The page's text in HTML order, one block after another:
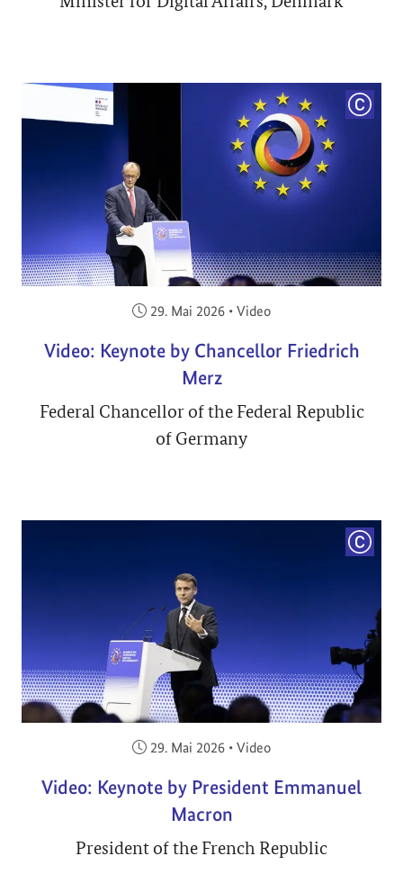
Veröffentlicht am:
29. Mai 2026 • Video
Video: Keynote by Chancellor Friedrich
Merz
Federal Chancellor of the Federal Republic
of Germany
Veröffentlicht am:
29. Mai 2026 • Video
Video: Keynote by President Emmanuel
Macron
President of the French Republic